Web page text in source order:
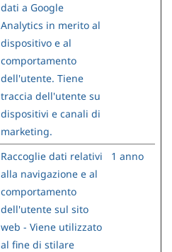
dati a Google
Analytics in merito al
dispositivo e al
comportamento
dell'utente. Tiene
traccia dell'utente su
dispositivi e canali di
marketing.
Raccoglie dati relativi
alla navigazione e al
comportamento
dell'utente sul sito
web - Viene utilizzato
al fine di stilare
1 anno